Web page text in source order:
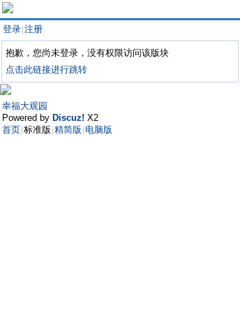
登录 注册
抱歉，您尚未登录，没有权限访问该版块
点击此链接进行跳转
幸福大观园
Powered by Discuz! X2
首页 标准版 精简版 电脑版